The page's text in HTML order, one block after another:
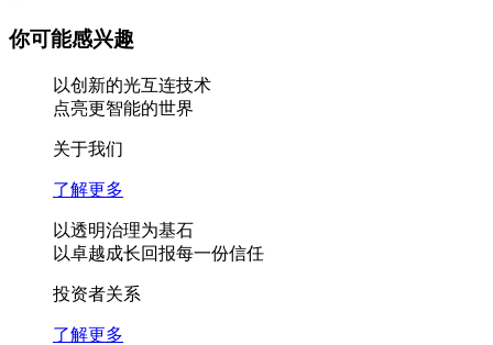
你可能感兴趣
以创新的光互连技术
点亮更智能的世界
关于我们
了解更多
以透明治理为基石
以卓越成长回报每一份信任
投资者关系
了解更多